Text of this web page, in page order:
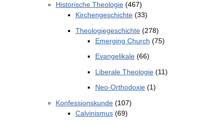
Historische Theologie(467)
Kirchengeschichte(33)
Theologiegeschichte(278)
Emerging Church (75)
Evangelikale(66)
Liberale Theologie(11)
Neo-Orthodoxie(1)
Konfessionskunde(107)
Calvinismus(69)